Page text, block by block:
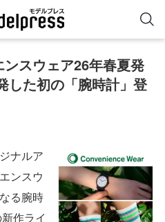
スウェア26年春夏発
した初の「腕時計」登
ナルア
ンスウ
る腕時
作ライ